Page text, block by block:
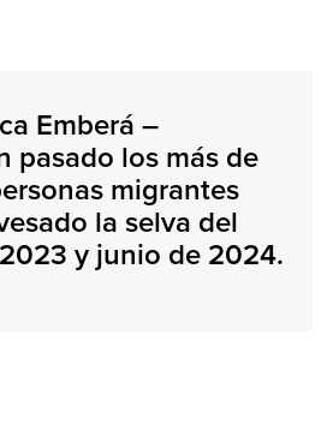
Emberá –
pasado los más de
migrantes
la selva del
y junio de 2024.